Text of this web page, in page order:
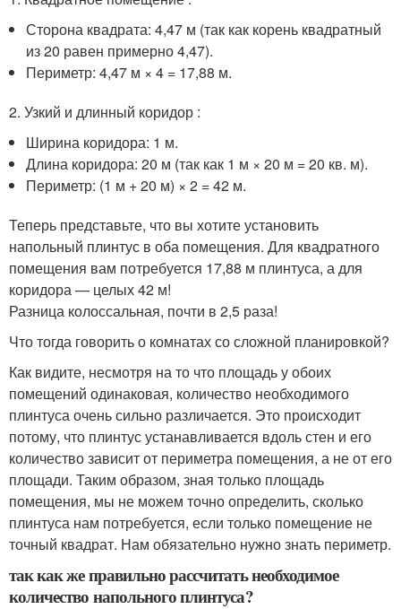
Сторона квадрата: 4,47 м (так как корень квадратный
из 20 равен примерно 4,47).
Периметр: 4,47 м × 4 = 17,88 м.
2. Узкий и длинный коридор :
Ширина коридора: 1 м.
Длина коридора: 20 м (так как 1 м × 20 м = 20 кв. м).
Периметр: (1 м + 20 м) × 2 = 42 м.
Теперь представьте, что вы хотите установить
напольный плинтус в оба помещения. Для квадратного
помещения вам потребуется 17,88 м плинтуса, а для
коридора — целых 42 м!
Разница колоссальная, почти в 2,5 раза!
Что тогда говорить о комнатах со сложной планировкой?
Как видите, несмотря на то что площадь у обоих
помещений одинаковая, количество необходимого
плинтуса очень сильно различается. Это происходит
потому, что плинтус устанавливается вдоль стен и его
количество зависит от периметра помещения, а не от его
площади. Таким образом, зная только площадь
помещения, мы не можем точно определить, сколько
плинтуса нам потребуется, если только помещение не
точный квадрат. Нам обязательно нужно знать периметр.
так как же правильно рассчитать необходимое
количество напольного плинтуса?